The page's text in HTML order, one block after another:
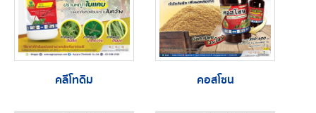
คลีโทดิม คอสโซน